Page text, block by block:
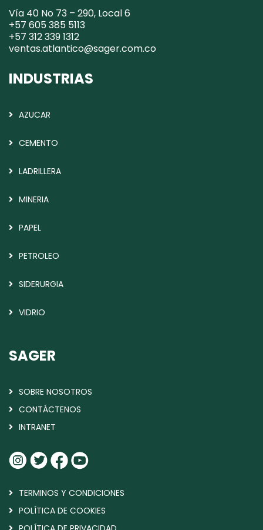
Vía 40 No 73 – 290, Local 6
+57 605 385 5113
+57 312 339 1312
ventas.atlantico@sager.com.co
INDUSTRIAS
AZUCAR
CEMENTO
LADRILLERA
MINERIA
PAPEL
PETROLEO
SIDERURGIA
VIDRIO
SAGER
SOBRE NOSOTROS
CONTÁCTENOS
INTRANET
TERMINOS Y CONDICIONES
POLÍTICA DE COOKIES